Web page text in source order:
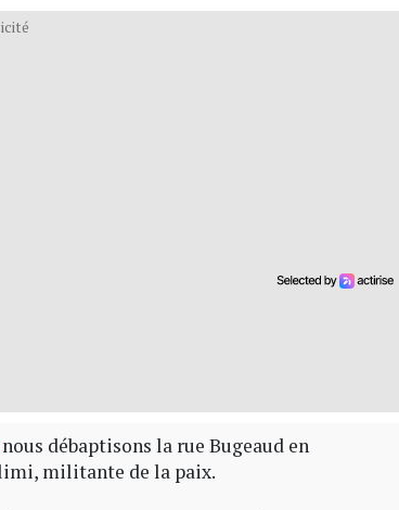
nous débaptisons la rue Bugeaud en
militante de la paix.